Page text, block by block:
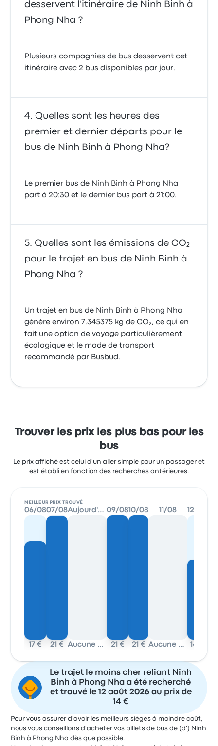
desservent l'itinéraire de Ninh Binh à
Phong Nha ?
Plusieurs compagnies de bus desservent cet
itinéraire avec 2 bus disponibles par jour.
Quelles sont les heures des
premier et dernier départs pour le
bus de Ninh Binh à Phong Nha?
Le premier bus de Ninh Binh à Phong Nha
part à 20:30 et le dernier bus part à 21:00.
Quelles sont les émissions de CO₂
pour le trajet en bus de Ninh Binh à
Phong Nha ?
Un trajet en bus de Ninh Binh à Phong Nha
génère environ 7.345375 kg de CO₂, ce qui en
fait une option de voyage particulièrement
écologique et le mode de transport
recommandé par Busbud.
Trouver les prix les plus bas pour les
bus
Le prix affiché est celui d'un aller simple pour un passager et
est établi en fonction des recherches antérieures.
MEILLEUR PRIX TROUVÉ
06/08
17 €
07/08
21 €
Aujourd'hui
Aucune donnée
09/08
21 €
10/08
21 €
11/08
Aucune donnée
12/08
14 €
Le trajet le moins cher reliant Ninh
Binh à Phong Nha a été recherché
et trouvé le 12 août 2026 au prix de
14 €
Pour vous assurer d'avoir les meilleurs sièges à moindre coût,
nous vous conseillons d'acheter vos billets de bus de (d') Ninh
Binh à Phong Nha dès que possible.